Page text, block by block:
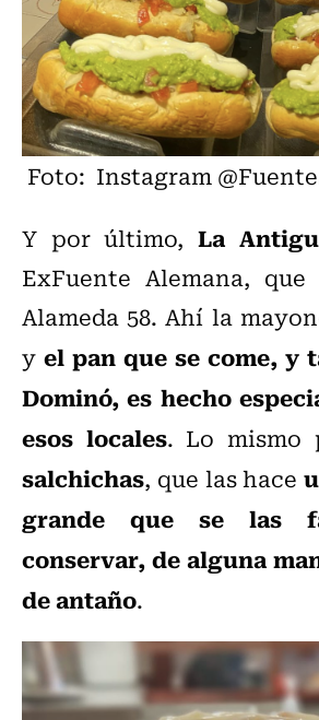
Foto: Instagram
Y por último, La
ExFuente Alemana,
Alameda 58. Ahí la
y el pan que se come, y
Dominó, es hecho
esos locales. Lo mismo
salchichas, que las hace
grande que se las
conservar, de alguna
de antaño.